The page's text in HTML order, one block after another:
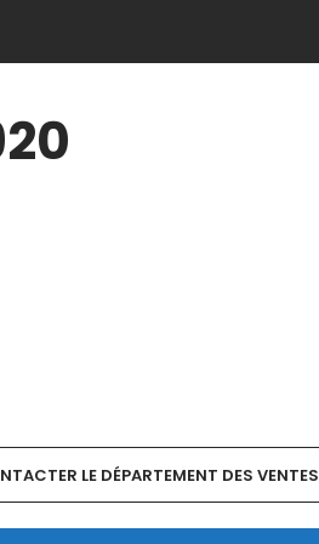
LE DÉPARTEMENT DES VENTES